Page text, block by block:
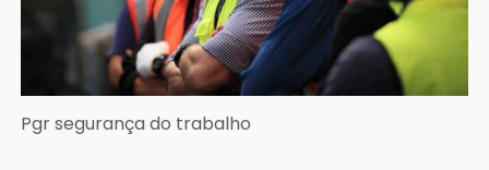
Pgr segurança do trabalho